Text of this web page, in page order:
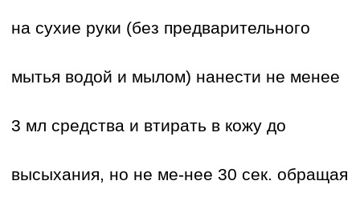
на сухие руки (без предварительного
мытья водой и мылом) нанести не менее
3 мл средства и втирать в кожу до
высыхания, но не ме-нее 30 сек. обращая